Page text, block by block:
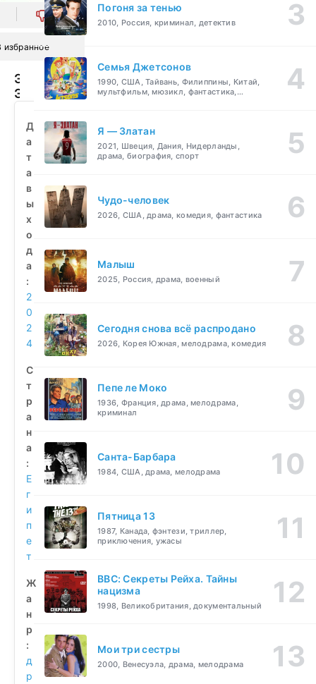
0
избранное
Эль
Эскандрани
смотреть
бесплатно
Д
а
т
а
в
ы
х
о
д
а
:
2
0
2
4
С
т
р
а
н
а
:
Е
г
и
п
е
т
Ж
а
н
р
:
д
р
Погоня за тенью
2010, Россия, криминал, детектив
Семья Джетсонов
1990, США, Тайвань, Филиппины, Китай,
мультфильм, мюзикл, фантастика,
Я — Златан
2021, Швеция, Дания, Нидерланды,
драма, биография, спорт
Чудо-человек
2026, США, драма, комедия, фантастика
Малыш
2025, Россия, драма, военный
Сегодня снова всё распродано
2026, Корея Южная, мелодрама, комедия
Пепе ле Моко
1936, Франция, драма, мелодрама,
криминал
Санта-Барбара
1984, США, драма, мелодрама
Пятница 13
1987, Канада, фэнтези, триллер,
приключения, ужасы
BBC: Секреты Рейха. Тайны
нацизма
1998, Великобритания, документальный
Мои три сестры
2000, Венесуэла, драма, мелодрама